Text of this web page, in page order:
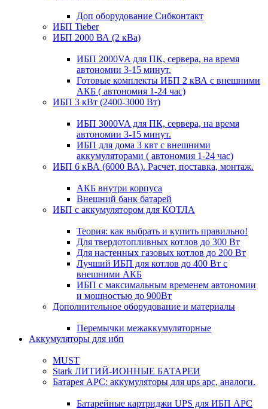
Доп оборудование Сибконтакт
ИБП Tieber
ИБП 2000 ВА (2 кВа)
ИБП 2000VA для ПК, сервера, на время
автономии 3-15 минут.
Готовые комплекты ИБП 2 кВА с внешними
АКБ ( автономия 1-24 час)
ИБП 3 кВт (2400-3000 Вт)
ИБП 3000VA для ПК, сервера, на время
автономии 3-15 минут.
ИБП для дома 3 квт с внешними
аккумуляторами ( автономия 1-24 час)
ИБП 6 кВА (6000 ВА). Расчет, поставка, монтаж.
АКБ внутри корпуса
Внешний банк батарей
ИБП с аккумулятором для КОТЛА
Теория: как выбрать и купить правильно!
Для твердотопливных котлов до 300 Вт
Для настенных газовых котлов до 200 Вт
Лучший ИБП для котлов до 400 Вт с
внешними АКБ
ИБП с максимальным временем автономии
и мощностью до 900Вт
Дополнительное оборудование и материалы
Перемычки межаккумуляторные
Аккумуляторы для ибп
MUST
Stark ЛИТИЙ-ИОННЫЕ БАТАРЕИ
Батарея APC: аккумуляторы для ups apc, аналоги.
Батарейные картриджи UPS для ИБП APC